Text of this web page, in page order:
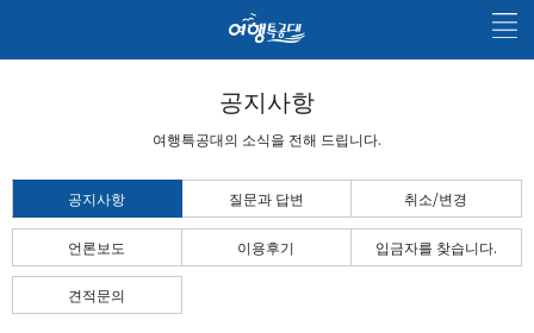
공지사항
여행특공대의 소식을 전해 드립니다.
공지사항 질문과 답변 취소/변경
언론보도 이용후기 입금자를 찾습니다.
견적문의